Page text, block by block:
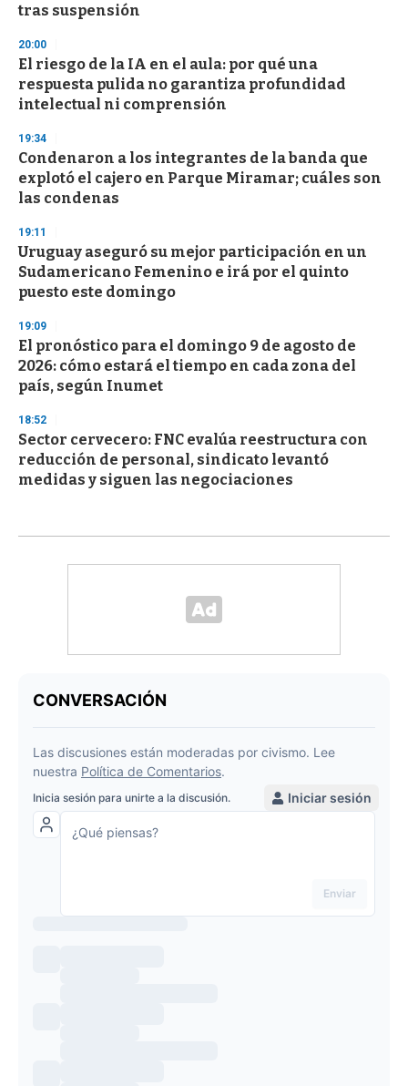
tras suspensión
20:00
El riesgo de la IA en el aula: por qué una
respuesta pulida no garantiza profundidad
intelectual ni comprensión
19:34
Condenaron a los integrantes de la banda que
explotó el cajero en Parque Miramar; cuáles son
las condenas
19:11
Uruguay aseguró su mejor participación en un
Sudamericano Femenino e irá por el quinto
puesto este domingo
19:09
El pronóstico para el domingo 9 de agosto de
2026: cómo estará el tiempo en cada zona del
país, según Inumet
18:52
Sector cervecero: FNC evalúa reestructura con
reducción de personal, sindicato levantó
medidas y siguen las negociaciones